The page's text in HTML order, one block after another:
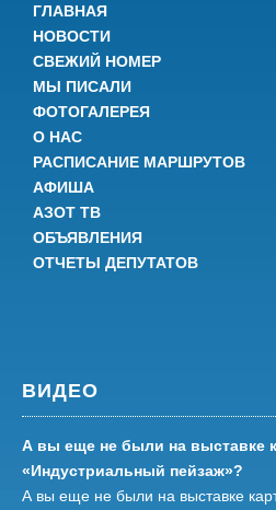
ГЛАВНАЯ
НОВОСТИ
СВЕЖИЙ НОМЕР
МЫ ПИСАЛИ
ФОТОГАЛЕРЕЯ
О НАС
РАСПИСАНИЕ МАРШРУТОВ
АФИША
АЗОТ ТВ
ОБЪЯВЛЕНИЯ
ОТЧЕТЫ ДЕПУТАТОВ
ВИДЕО
А вы еще не были на выставке
«Индустриальный пейзаж»?
А вы еще не были на выставке